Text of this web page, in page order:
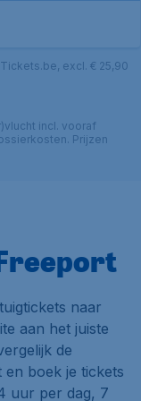
excl. € 25,90
incl. vooraf
Prijzen
naar
aan het juiste
de
boek je tickets
uur per dag, 7